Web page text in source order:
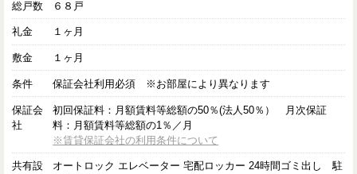
総戸数 ６８戸
礼金 １ヶ月
敷金 １ヶ月
条件 保証会社利用必須 ※お部屋により異なります
保証会
社
初回保証料：月額賃料等総額の50％(法人50％） 月次保証
料：月額賃料等総額の1％／月
※賃貸保証会社の利用条件について
共有設
オートロック エレベーター 宅配ロッカー 24時間ゴミ出し 駐